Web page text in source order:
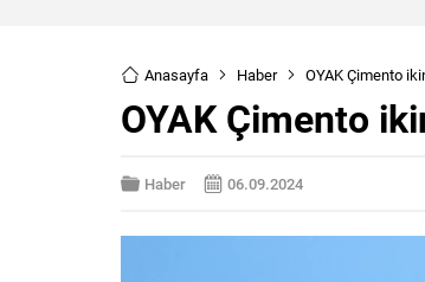
Anasayfa Haber OYAK Çimento
OYAK Çimento
Haber 06.09.2024